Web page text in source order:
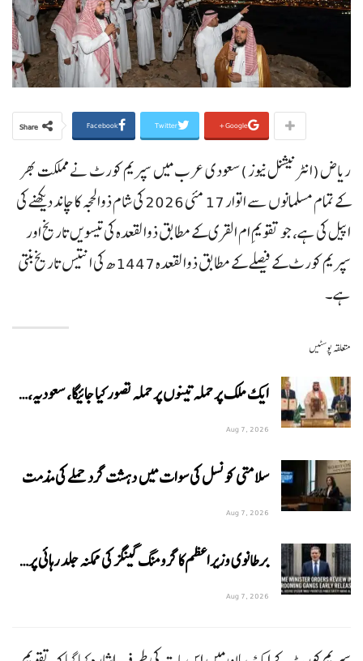
Share Facebook Twitter Google+
ریاض (انٹرنیشنل نیوز )سعودی عرب میں سپریم کورٹ نے مملکت بھر
کے تمام مسلمانوں سے اتوار 17 مئی 2026 کی شام ذوالحجہ کا چاند دیکھنے کی
اپیل کی ہے، جو تقویمِ ام القری کے مطابق ذوالقعدہ کی تیسویں تاریخ اور
سپریم کورٹ کے فیصلے کے مطابق ذوالقعدہ 1447ھ کی انتیس تاریخ بنتی
ہے۔
متعلقہ پوسٹیں
ایک ملک پر حملہ تینوں پر حملہ تصور کیا جائیگا، سعودیہ،…
Aug 7, 2026
سلامتی کونسل کی سوات میں دہشت گرد حملے کی مذمت
Aug 7, 2026
برطانوی وزیراعظم کا گرومنگ گینگز کی ممکنہ جلد رہائی پر…
Aug 7, 2026